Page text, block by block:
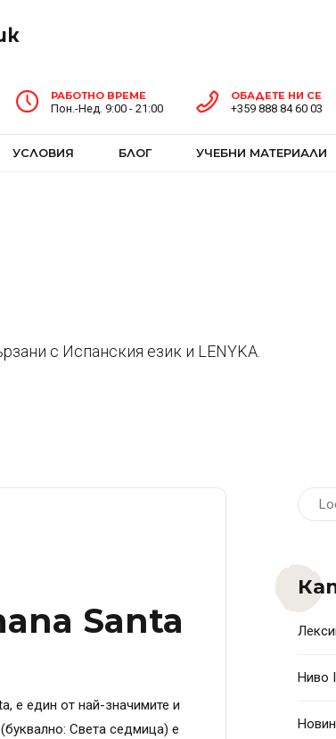
РАБОТНО ВРЕМЕ
Пон.-Нед. 9:00 - 21:00
ОБАДЕТЕ НИ СЕ
+359 888 84 60 03
УСЛОВИЯ БЛОГ УЧЕБНИ МАТЕРИАЛИ
с Испанския език и LENYKA.
Santa
е един от най-значимите и
Света седмица) е
Ниво